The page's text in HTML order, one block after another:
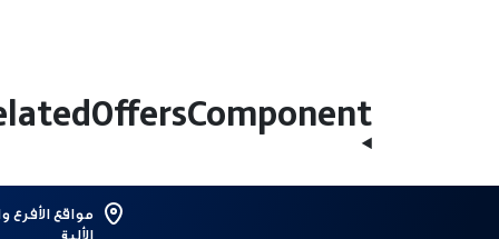
مواقع الأفرع
الألية